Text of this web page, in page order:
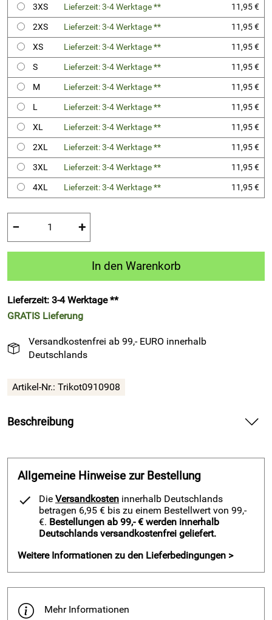
3XS
Lieferzeit: 3-4 Werktage **
11,95 €
2XS
Lieferzeit: 3-4 Werktage **
11,95 €
XS
Lieferzeit: 3-4 Werktage **
11,95 €
S
Lieferzeit: 3-4 Werktage **
11,95 €
M
Lieferzeit: 3-4 Werktage **
11,95 €
L
Lieferzeit: 3-4 Werktage **
11,95 €
XL
Lieferzeit: 3-4 Werktage **
11,95 €
2XL
Lieferzeit: 3-4 Werktage **
11,95 €
3XL
Lieferzeit: 3-4 Werktage **
11,95 €
4XL
Lieferzeit: 3-4 Werktage ** 11,95 €
− +
In den Warenkorb
Lieferzeit: 3-4 Werktage **
GRATIS Lieferung
Versandkostenfrei ab 99,- EURO innerhalb
Deutschlands
Artikel-Nr.: Trikot0910908
Beschreibung
atmungsaktiven Komfort für Training und Spiel.
Spüre beim Basketball Trikot DAVE von Acerbis die weiche,
hautfreundliche Struktur auf deiner Haut und bewege dich
frei bei jedem Drive zum Korb. Profitiere von dem leichten
Trikotgewicht und halte deinen Fokus auch in intensiven
Phasen. Verlasse dich auf das schnelltrocknende Hi‑Tech
Vorteile und Basketball Trikot DAVE von Acerbis, weiß
Klimaeigenschaften des Hi‑Tech Fabrics LXSPRO.
Allgemeine Hinweise zur Bestellung
Die Versandkosten innerhalb Deutschlands
betragen 6,95 € bis zu einem Bestellwert von 99,-
€. Bestellungen ab 99,- € werden innerhalb
Deutschlands versandkostenfrei geliefert.
Weitere Informationen zu den Lieferbedingungen >
Mehr Informationen